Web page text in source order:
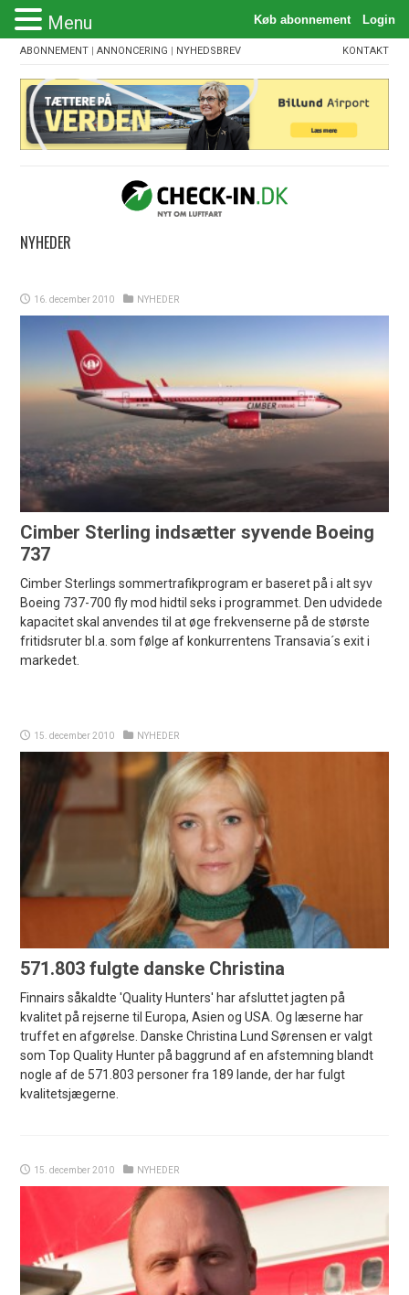
ABONNEMENT |ANNONCERING | NYHEDSBREV KONTAKT
NYHEDER
16. december 2010 NYHEDER
Cimber Sterling indsætter syvende Boeing
737
Cimber Sterlings sommertrafikprogram er baseret på i alt syv
Boeing 737-700 fly mod hidtil seks i programmet. Den udvidede
kapacitet skal anvendes til at øge frekvenserne på de største
fritidsruter bl.a. som følge af konkurrentens Transavia´s exit i
markedet.
15. december 2010 NYHEDER
571.803 fulgte danske Christina
Finnairs såkaldte 'Quality Hunters' har afsluttet jagten på
kvalitet på rejserne til Europa, Asien og USA. Og læserne har
truffet en afgørelse. Danske Christina Lund Sørensen er valgt
som Top Quality Hunter på baggrund af en afstemning blandt
nogle af de 571.803 personer fra 189 lande, der har fulgt
kvalitetsjægerne.
15. december 2010 NYHEDER
Menu